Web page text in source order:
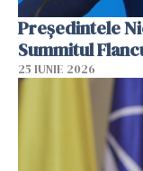
Preşedintele
Summitul
25 IUNIE 2026